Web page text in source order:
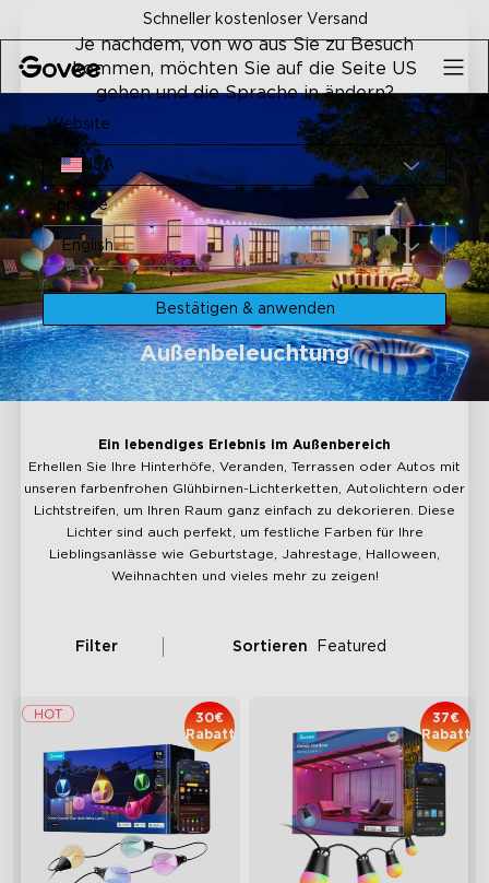
30-Tage-Geld-
Außenbeleuchtung
Ein lebendiges Erlebnis im Außenbereich
Erhellen Sie Ihre Hinterhöfe, Veranden, Terrassen oder Autos mit
unseren farbenfrohen Glühbirnen-Lichterketten, Autolichtern oder
Lichtstreifen, um Ihren Raum ganz einfach zu dekorieren. Diese
Lichter sind auch perfekt, um festliche Farben für Ihre
Lieblingsanlässe wie Geburtstage, Jahrestage, Halloween,
Weihnachten und vieles mehr zu zeigen!
Filter Sortieren Featured
30€
Rabatt
37€
Rabatt
Je nachdem, von wo aus Sie zu Besuch
kommen, möchten Sie auf die Seite US
gehen und die Sprache in ändern?
Website
USA
Sprache
English
Bestätigen & anwenden